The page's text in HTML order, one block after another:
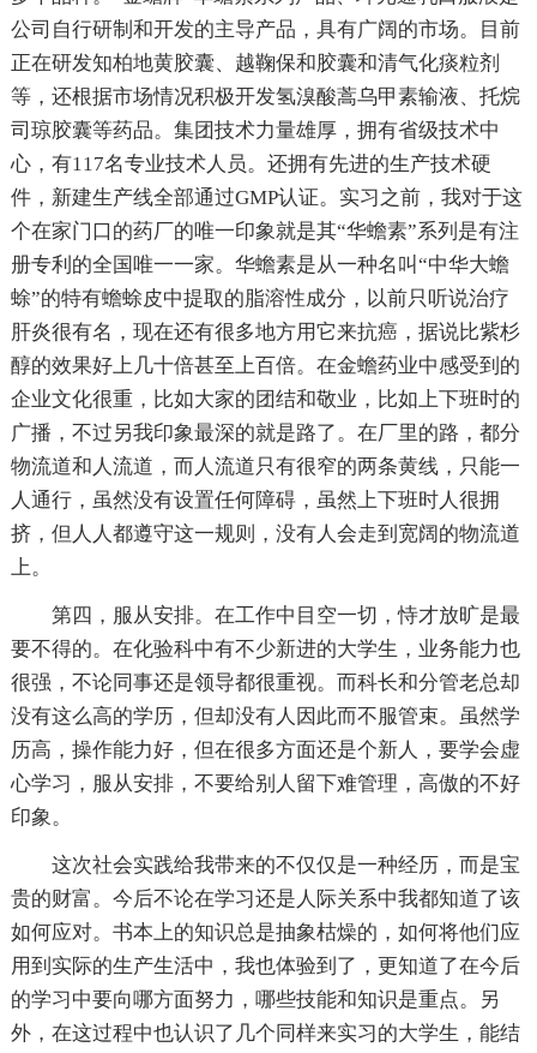
公司自行研制和开发的主导产品，具有广阔的市场。目前
正在研发知柏地黄胶囊、越鞠保和胶囊和清气化痰粒剂
等，还根据市场情况积极开发氢溴酸蒿乌甲素输液、托烷
司琼胶囊等药品。集团技术力量雄厚，拥有省级技术中
心，有117名专业技术人员。还拥有先进的生产技术硬
件，新建生产线全部通过GMP认证。实习之前，我对于这
个在家门口的药厂的唯一印象就是其“华蟾素”系列是有注
册专利的全国唯一一家。华蟾素是从一种名叫“中华大蟾
蜍”的特有蟾蜍皮中提取的脂溶性成分，以前只听说治疗
肝炎很有名，现在还有很多地方用它来抗癌，据说比紫杉
醇的效果好上几十倍甚至上百倍。在金蟾药业中感受到的
企业文化很重，比如大家的团结和敬业，比如上下班时的
广播，不过另我印象最深的就是路了。在厂里的路，都分
物流道和人流道，而人流道只有很窄的两条黄线，只能一
人通行，虽然没有设置任何障碍，虽然上下班时人很拥
挤，但人人都遵守这一规则，没有人会走到宽阔的物流道
上。
第四，服从安排。在工作中目空一切，恃才放旷是最
要不得的。在化验科中有不少新进的大学生，业务能力也
很强，不论同事还是领导都很重视。而科长和分管老总却
没有这么高的学历，但却没有人因此而不服管束。虽然学
历高，操作能力好，但在很多方面还是个新人，要学会虚
心学习，服从安排，不要给别人留下难管理，高傲的不好
印象。
这次社会实践给我带来的不仅仅是一种经历，而是宝
贵的财富。今后不论在学习还是人际关系中我都知道了该
如何应对。书本上的知识总是抽象枯燥的，如何将他们应
用到实际的生产生活中，我也体验到了，更知道了在今后
的学习中要向哪方面努力，哪些技能和知识是重点。另
外，在这过程中也认识了几个同样来实习的大学生，能结